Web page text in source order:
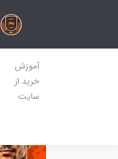
آموزش
خرید از
سایت